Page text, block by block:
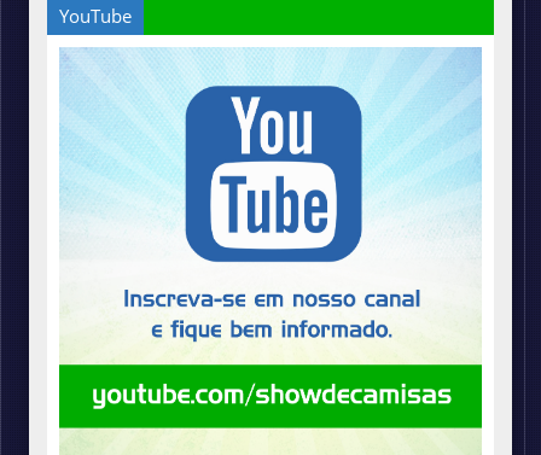
YouTube